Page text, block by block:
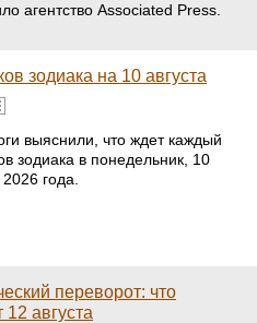
агентство Associated Press.
зодиака на 10 августа
выяснили, что ждет каждый
зодиака в понедельник, 10
2026 года.
переворот: что
августа